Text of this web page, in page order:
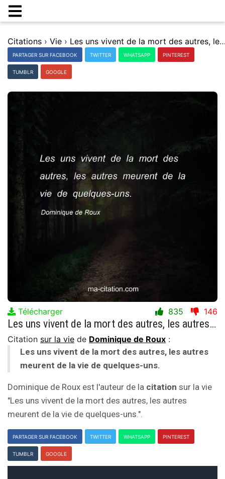
Citations › Vie › Les uns vivent de la mort des autres, les autres
PARTAGER SUR FACEBOOK TWITTER WHATSAPP PINTEREST
TUMBLR GOOGLE
Télécharger 835 146
Les uns vivent de la mort des autres, les autres meurent de la vie de quelques-uns.
Citation sur la vie de Dominique de Roux :
Les uns vivent de la mort des autres, les autres
meurent de la vie de quelques-uns.
Dominique de Roux est l'auteur de la citation sur la vie
"Les uns vivent de la mort des autres, les autres
meurent de la vie de quelques-uns.".
PARTAGER SUR FACEBOOK TWITTER WHATSAPP PINTEREST
TUMBLR GOOGLE